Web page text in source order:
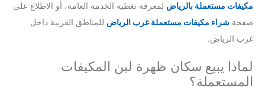
مكيفات مستعملة بالرياض لمعرفة تغطية الخدمة العامة، أو الاطلاع على
صفحة شراء مكيفات مستعملة غرب الرياض للمناطق القريبة داخل
غرب الرياض.
لماذا يبيع سكان ظهرة لبن المكيفات
المستعملة؟